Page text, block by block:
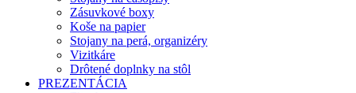
Zásuvkové boxy
Koše na papier
Stojany na perá, organizéry
Vizitkáre
Drôtené doplnky na stôl
PREZENTÁCIA